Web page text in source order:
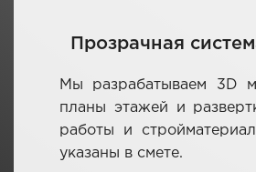
Прозрачная
Мы разрабатываем 3D
планы этажей и
работы и
указаны в смете.